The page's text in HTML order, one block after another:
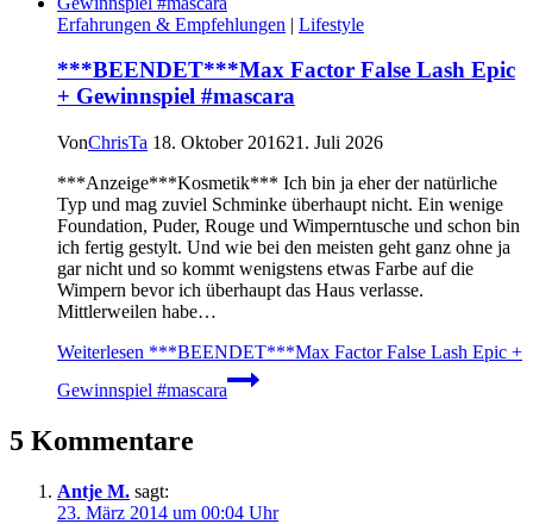
Erfahrungen & Empfehlungen | Lifestyle
***BEENDET***Max Factor False Lash Epic
+ Gewinnspiel #mascara
VonChrisTa 18. Oktober 201621. Juli 2026
***Anzeige***Kosmetik*** Ich bin ja eher der natürliche
Typ und mag zuviel Schminke überhaupt nicht. Ein wenige
Foundation, Puder, Rouge und Wimperntusche und schon bin
ich fertig gestylt. Und wie bei den meisten geht ganz ohne ja
gar nicht und so kommt wenigstens etwas Farbe auf die
Wimpern bevor ich überhaupt das Haus verlasse.
Mittlerweilen habe…
Weiterlesen ***BEENDET***Max Factor False Lash Epic +
Gewinnspiel #mascara
5 Kommentare
Antje M. sagt:
23. März 2014 um 00:04 Uhr